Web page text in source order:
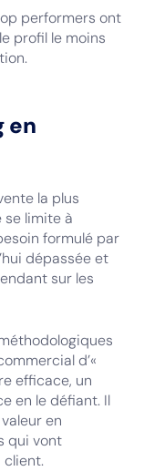
performers ont
profil le moins
en
la plus
se limite à
formulé par
dépassée et
sur les
d’«
efficace, un
en le défiant. Il
en
qui vont
client.